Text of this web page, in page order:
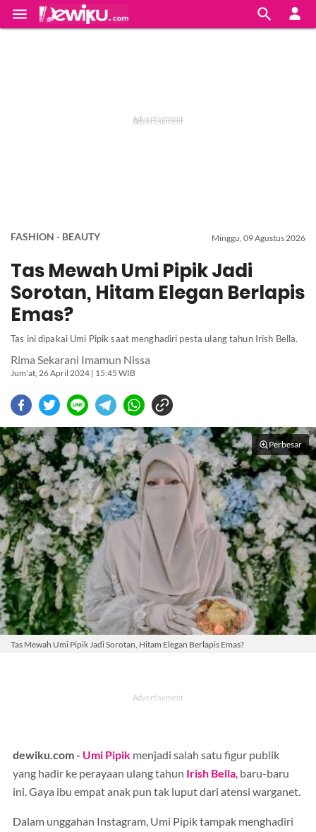
 
FASHION - BEAUTY Minggu, 09 Agustus 2026
Tas Mewah Umi Pipik Jadi
Sorotan, Hitam Elegan Berlapis
Emas?
Tas ini dipakai Umi Pipik saat menghadiri pesta ulang tahun Irish Bella.
Rima Sekarani Imamun Nissa
Jum'at, 26 April 2024 | 15:45 WIB
Perbesar
Tas Mewah Umi Pipik Jadi Sorotan, Hitam Elegan Berlapis Emas?
dewiku.com - Umi Pipik menjadi salah satu figur publik
yang hadir ke perayaan ulang tahun Irish Bella, baru-baru
ini. Gaya ibu empat anak pun tak luput dari atensi warganet.
Dalam unggahan Instagram, Umi Pipik tampak menghadiri